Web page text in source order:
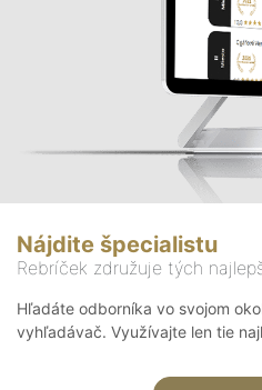
Nájdite špecialistu
Rebríček združuje tých
Hľadáte odborníka vo svojom
vyhľadávač. Využívajte len tie